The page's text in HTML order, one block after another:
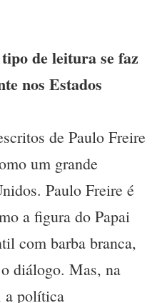
de leitura se faz
nos Estados
de Paulo Freire
um grande
Paulo Freire é
a figura do Papai
com barba branca,
diálogo. Mas, na
a política